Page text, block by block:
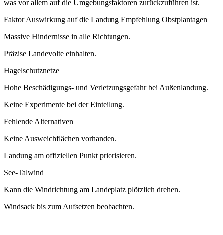
was vor allem auf die Umgebungsfaktoren zurückzuführen ist.
Faktor Auswirkung auf die Landung Empfehlung Obstplantagen
Massive Hindernisse in alle Richtungen.
Präzise Landevolte einhalten.
Hagelschutznetze
Hohe Beschädigungs- und Verletzungsgefahr bei Außenlandung.
Keine Experimente bei der Einteilung.
Fehlende Alternativen
Keine Ausweichflächen vorhanden.
Landung am offiziellen Punkt priorisieren.
See-Talwind
Kann die Windrichtung am Landeplatz plötzlich drehen.
Windsack bis zum Aufsetzen beobachten.